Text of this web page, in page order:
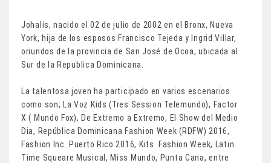
Johalis, nacido el 02 de julio de 2002 en el Bronx, Nueva
York, hija de los esposos Francisco Tejeda y Ingrid Villar,
oriundos de la provincia de San José de Ocoa, ubicada al
Sur de la Republica Dominicana.
La talentosa joven ha participado en varios escenarios
como son; La Voz Kids (Tres Session Telemundo), Factor
X ( Mundo Fox), De Extremo a Extremo, El Show del Medio
Dia, República Dominicana Fashion Week (RDFW) 2016,
Fashion Inc. Puerto Rico 2016, Kits Fashion Week, Latin
Time Squeare Musical, Miss Mundo, Punta Cana, entre